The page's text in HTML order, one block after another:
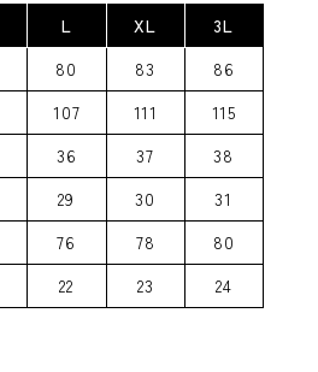
L XL
3L
80 83
86
107 111
115
36 37
38
29 30
31
76 78
80
22 23 24